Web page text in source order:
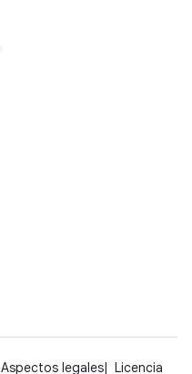
Aspectos legales Licencia